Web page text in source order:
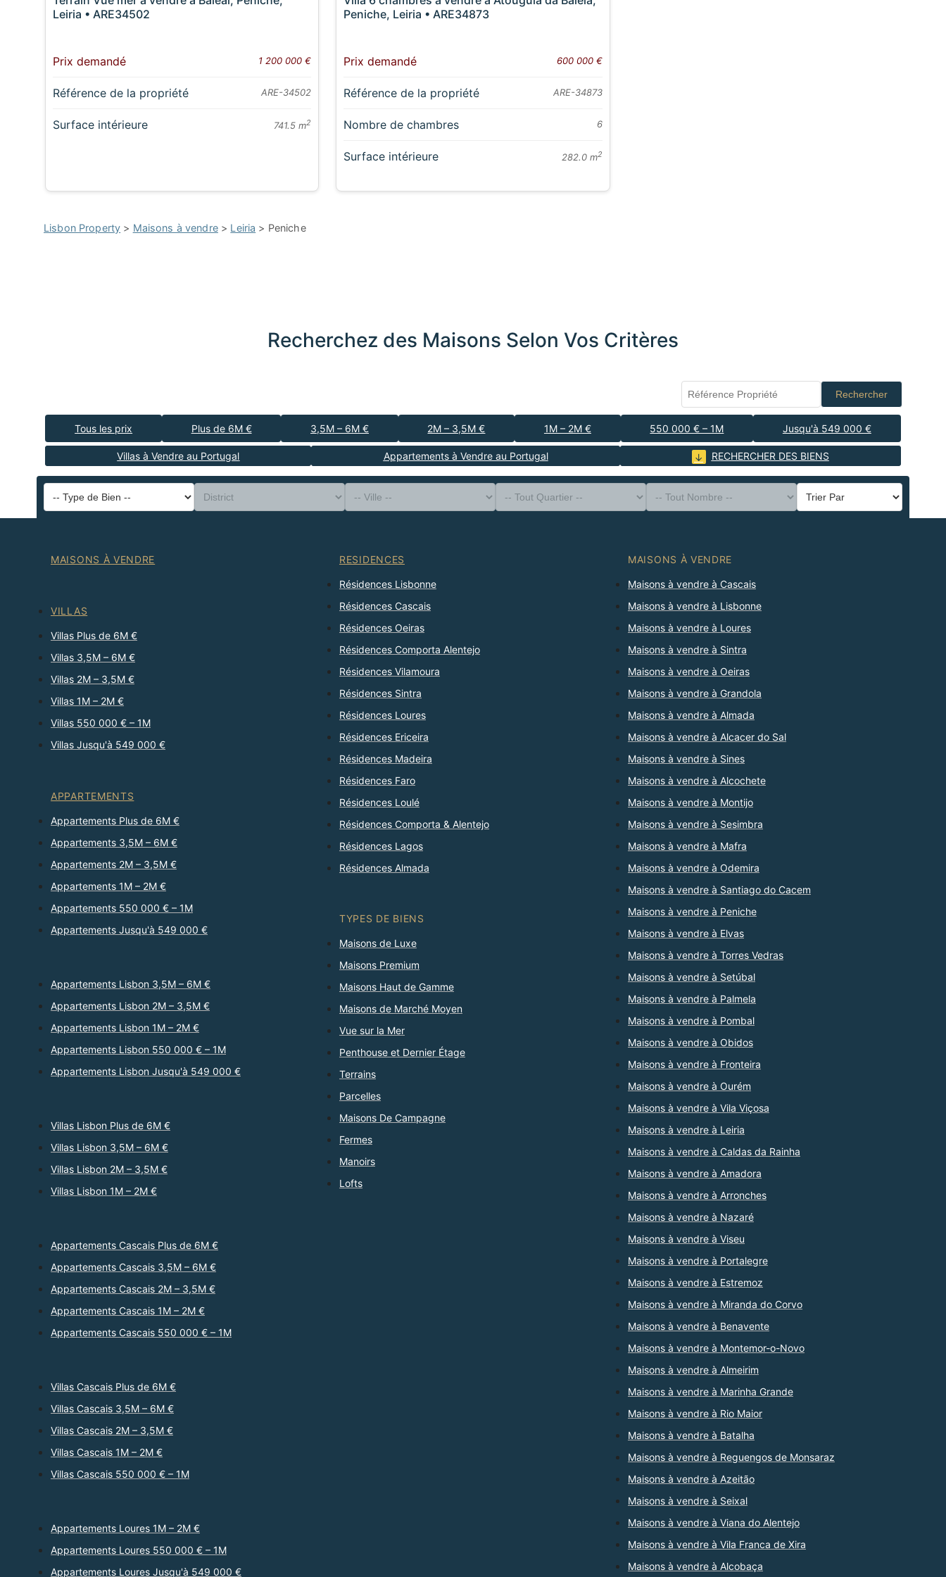
Leiria • ARE34502
Prix demandé 1 200 000 €
Référence de la propriété ARE-34502
Surface intérieure 741.5 m2
Peniche, Leiria • ARE34873
Prix demandé 600 000 €
Référence de la propriété ARE-34873
Nombre de chambres 6
Surface intérieure 282.0 m2
Lisbon Property > Maisons à vendre> Leiria > Peniche
Recherchez des Maisons Selon Vos Critères
Rechercher
Tous les prix Plus de 6M € 3,5M – 6M € 2M – 3,5M € 1M – 2M € 550 000 € – 1M Jusqu'à 549 000 €
Villas à Vendre au Portugal Appartements à Vendre au Portugal RECHERCHER DES BIENS
-- Type de Bien --
District
-- Ville --
-- Tout Quartier --
-- Tout Nombre --
Trier Par
MAISONS À VENDRE
VILLAS
Villas Plus de 6M €
Villas 3,5M – 6M €
Villas 2M – 3,5M €
Villas 1M – 2M €
Villas 550 000 € – 1M
Villas Jusqu'à 549 000 €
APPARTEMENTS
Appartements Plus de 6M €
Appartements 3,5M – 6M €
Appartements 2M – 3,5M €
Appartements 1M – 2M €
Appartements 550 000 € – 1M
Appartements Jusqu'à 549 000 €
Appartements Lisbon 3,5M – 6M €
Appartements Lisbon 2M – 3,5M €
Appartements Lisbon 1M – 2M €
Appartements Lisbon 550 000 € – 1M
Appartements Lisbon Jusqu'à 549 000 €
Villas Lisbon Plus de 6M €
Villas Lisbon 3,5M – 6M €
Villas Lisbon 2M – 3,5M €
Villas Lisbon 1M – 2M €
Appartements Cascais Plus de 6M €
Appartements Cascais 3,5M – 6M €
Appartements Cascais 2M – 3,5M €
Appartements Cascais 1M – 2M €
Appartements Cascais 550 000 € – 1M
Villas Cascais Plus de 6M €
Villas Cascais 3,5M – 6M €
Villas Cascais 2M – 3,5M €
Villas Cascais 1M – 2M €
Villas Cascais 550 000 € – 1M
Appartements Loures 1M – 2M €
Appartements Loures 550 000 € – 1M
Appartements Loures Jusqu'à 549 000 €
RESIDENCES
Résidences Lisbonne
Résidences Cascais
Résidences Oeiras
Résidences Comporta Alentejo
Résidences Vilamoura
Résidences Sintra
Résidences Loures
Résidences Ericeira
Résidences Madeira
Résidences Faro
Résidences Loulé
Résidences Comporta & Alentejo
Résidences Lagos
Résidences Almada
TYPES DE BIENS
Maisons de Luxe
Maisons Premium
Maisons Haut de Gamme
Maisons de Marché Moyen
Vue sur la Mer
Penthouse et Dernier Étage
Terrains
Parcelles
Maisons De Campagne
Fermes
Manoirs
Lofts
MAISONS À VENDRE
Maisons à vendre à Cascais
Maisons à vendre à Lisbonne
Maisons à vendre à Loures
Maisons à vendre à Sintra
Maisons à vendre à Oeiras
Maisons à vendre à Grandola
Maisons à vendre à Almada
Maisons à vendre à Alcacer do Sal
Maisons à vendre à Sines
Maisons à vendre à Alcochete
Maisons à vendre à Montijo
Maisons à vendre à Sesimbra
Maisons à vendre à Mafra
Maisons à vendre à Odemira
Maisons à vendre à Santiago do Cacem
Maisons à vendre à Peniche
Maisons à vendre à Elvas
Maisons à vendre à Torres Vedras
Maisons à vendre à Setúbal
Maisons à vendre à Palmela
Maisons à vendre à Pombal
Maisons à vendre à Obidos
Maisons à vendre à Fronteira
Maisons à vendre à Ourém
Maisons à vendre à Vila Viçosa
Maisons à vendre à Leiria
Maisons à vendre à Caldas da Rainha
Maisons à vendre à Amadora
Maisons à vendre à Arronches
Maisons à vendre à Nazaré
Maisons à vendre à Viseu
Maisons à vendre à Portalegre
Maisons à vendre à Estremoz
Maisons à vendre à Miranda do Corvo
Maisons à vendre à Benavente
Maisons à vendre à Montemor-o-Novo
Maisons à vendre à Almeirim
Maisons à vendre à Marinha Grande
Maisons à vendre à Rio Maior
Maisons à vendre à Batalha
Maisons à vendre à Reguengos de Monsaraz
Maisons à vendre à Azeitão
Maisons à vendre à Seixal
Maisons à vendre à Viana do Alentejo
Maisons à vendre à Vila Franca de Xira
Maisons à vendre à Alcobaça